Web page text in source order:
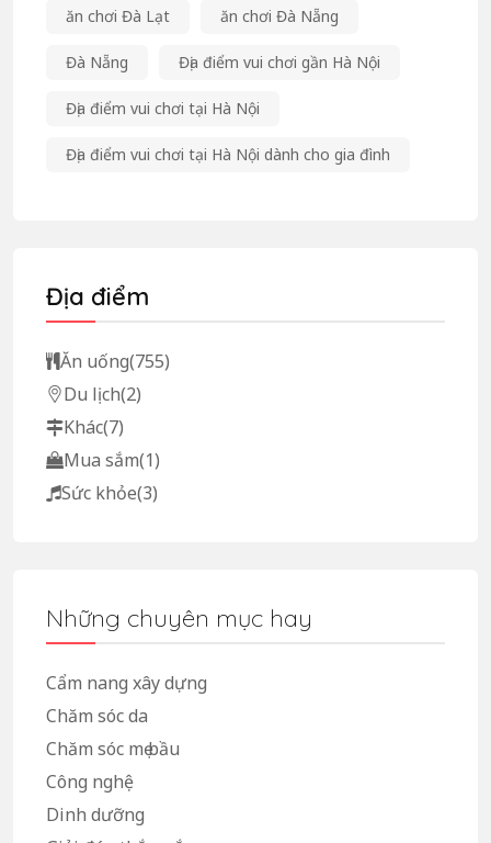
ăn chơi Đà Lạt ăn chơi Đà Nẵng
Đà Nẵng Địa điểm vui chơi gần Hà Nội
Địa điểm vui chơi tại Hà Nội
Địa điểm vui chơi tại Hà Nội dành cho gia đình
Địa điểm
Ăn uống(755)
Du lịch(2)
Khác(7)
Mua sắm(1)
Sức khỏe(3)
Những chuyên mục hay
Cẩm nang xây dựng
Chăm sóc da
Chăm sóc mẹ bầu
Công nghệ
Dinh dưỡng